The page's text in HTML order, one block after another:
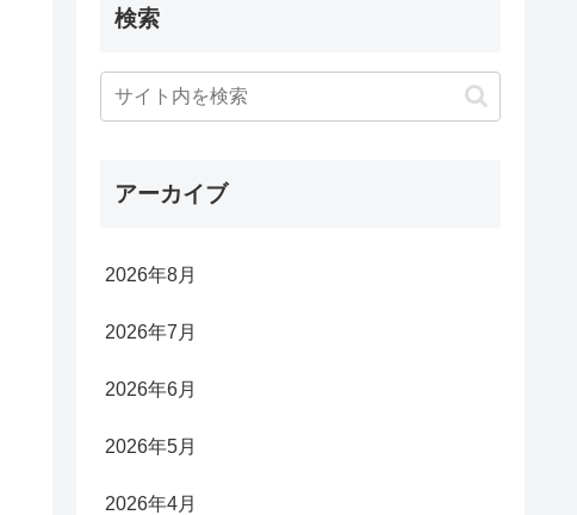
検索
アーカイブ
2026年8月
2026年7月
2026年6月
2026年5月
2026年4月